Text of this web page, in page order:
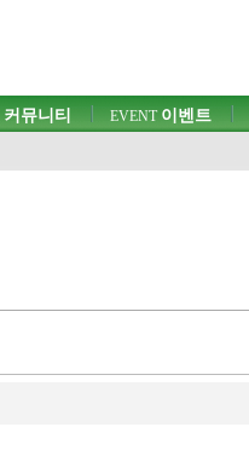
커뮤니티 EVENT이벤트